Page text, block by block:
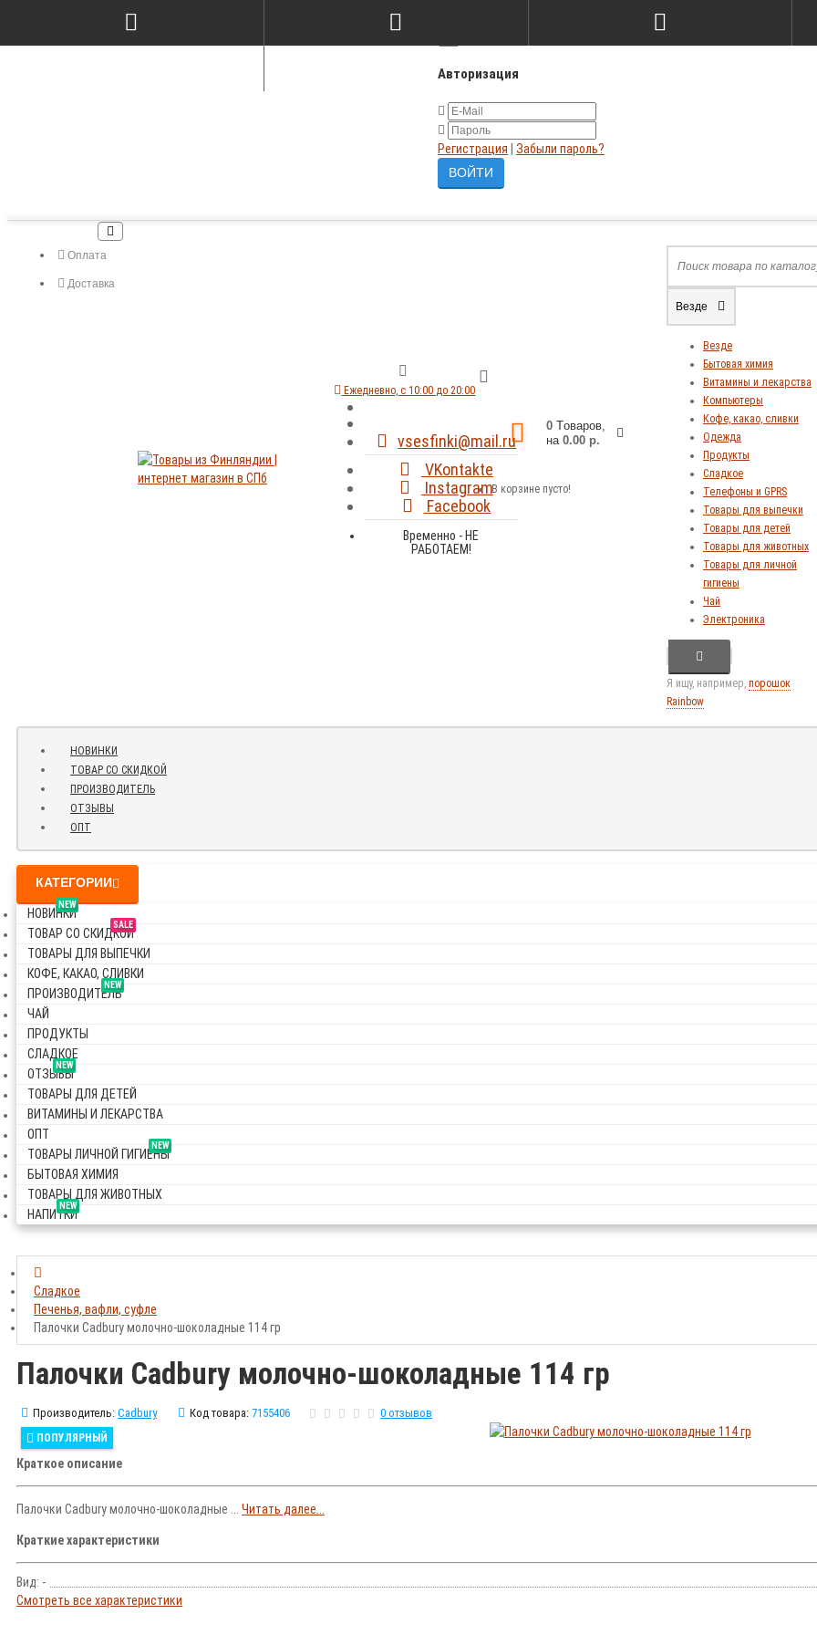
Авторизация
Регистрация Забыли пароль?
Оплата
Доставка
Ежедневно, с 10:00 до 20:00
vsesfinki@mail.ru
VKontakte
Instagram
Facebook
Временно - НЕ
РАБОТАЕМ!
0 Tоваров,
на 0.00 р.
В корзине пусто!
Везде
Везде
Бытовая химия
Витамины и лекарства
Компьютеры
Кофе, какао, сливки
Одежда
Продукты
Сладкое
Телефоны и GPRS
Товары для выпечки
Товары для детей
Товары для животных
Товары для личной
гигиены
Чай
Электроника
Я ищу, например, порошок
Rainbow
НОВИНКИ
ТОВАР СО СКИДКОЙ
ПРОИЗВОДИТЕЛЬ
ОТЗЫВЫ
ОПТ
КАТЕГОРИИ
NEW
НОВИНКИ
SALE
ТОВАР СО СКИДКОЙ
ТОВАРЫ ДЛЯ ВЫПЕЧКИ
КОФЕ, КАКАО, СЛИВКИ
NEW
ПРОИЗВОДИТЕЛЬ
ЧАЙ
ПРОДУКТЫ
СЛАДКОЕ
NEW
ОТЗЫВЫ
ТОВАРЫ ДЛЯ ДЕТЕЙ
ВИТАМИНЫ И ЛЕКАРСТВА
ОПТ
NEW
ТОВАРЫ ЛИЧНОЙ ГИГИЕНЫ
БЫТОВАЯ ХИМИЯ
ТОВАРЫ ДЛЯ ЖИВОТНЫХ
NEW
НАПИТКИ
Сладкое
Печенья, вафли, суфле
Палочки Cadbury молочно-шоколадные 114 гр
Палочки Cadbury молочно-шоколадные 114 гр
Производитель: Cadbury Код товара: 7155406 0 отзывов
ПОПУЛЯРНЫЙ
Краткое описание
Палочки Cadbury молочно-шоколадные ... Читать далее...
Краткие характеристики
Вид: -
Смотреть все характеристики